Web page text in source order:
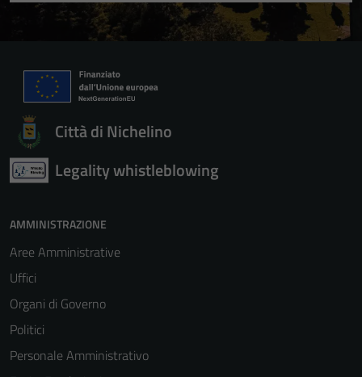
Città di Nichelino
Legality whistleblowing
AMMINISTRAZIONE
Aree Amministrative
Uffici
Organi di Governo
Politici
Personale Amministrativo